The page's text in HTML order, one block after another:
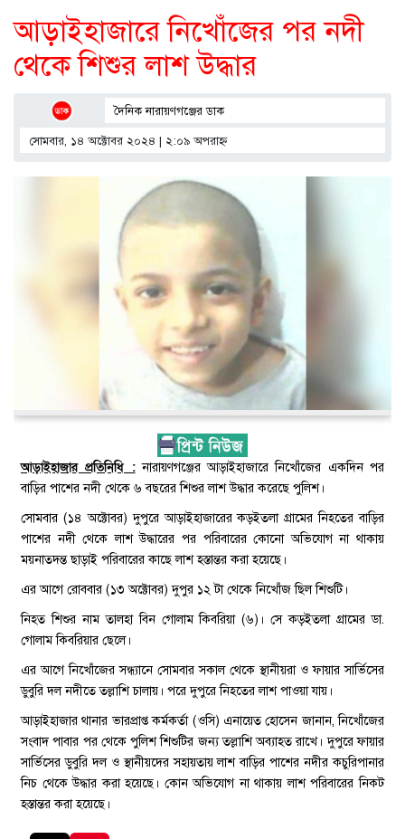
আড়াইহাজারে নিখোঁজের পর নদী
থেকে শিশুর লাশ উদ্ধার
দৈনিক নারায়ণগঞ্জের ডাক
সোমবার, ১৪ অক্টোবর ২০২৪ | ২:০৯ অপরাহ্ণ
আড়াইহাজার প্রতিনিধি :নারায়ণগঞ্জের আড়াইহাজারে নিখোঁজের একদিন পর
বাড়ির পাশের নদী থেকে ৬ বছরের শিশুর লাশ উদ্ধার করেছে পুলিশ।
সোমবার (১৪ অক্টোবর) দুপুরে আড়াইহাজারের কড়ইতলা গ্রামের নিহতের বাড়ির
পাশের নদী থেকে লাশ উদ্ধারের পর পরিবারের কোনো অভিযোগ না থাকায়
ময়নাতদন্ত ছাড়াই পরিবারের কাছে লাশ হস্তান্তর করা হয়েছে।
এর আগে রোববার (১৩ অক্টোবর) দুপুর ১২ টা থেকে নিখোঁজ ছিল শিশুটি।
নিহত শিশুর নাম তালহা বিন গোলাম কিবরিয়া (৬)। সে কড়ইতলা গ্রামের ডা.
গোলাম কিবরিয়ার ছেলে।
এর আগে নিখোঁজের সন্ধ্যানে সোমবার সকাল থেকে স্থানীয়রা ও ফায়ার সার্ভিসের
ডুবুরি দল নদীতে তল্লাশি চালায়। পরে দুপুরে নিহতের লাশ পাওয়া যায়।
আড়াইহাজার থানার ভারপ্রাপ্ত কর্মকর্তা (ওসি) এনায়েত হোসেন জানান, নিখোঁজের
সংবাদ পাবার পর থেকে পুলিশ শিশুটির জন্য তল্লাশি অব্যাহত রাখে। দুপুরে ফায়ার
সার্ভিসের ডুবুরি দল ও স্থানীয়দের সহায়তায় লাশ বাড়ির পাশের নদীর কচুরিপানার
নিচ থেকে উদ্ধার করা হয়েছে। কোন অভিযোগ না থাকায় লাশ পরিবারের নিকট
হস্তান্তর করা হয়েছে।